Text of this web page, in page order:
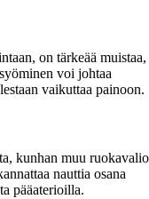
on tärkeää muistaa,
voi johtaa
vaikuttaa painoon.
kunhan muu ruokavalio
nauttia osana
pääaterioilla.